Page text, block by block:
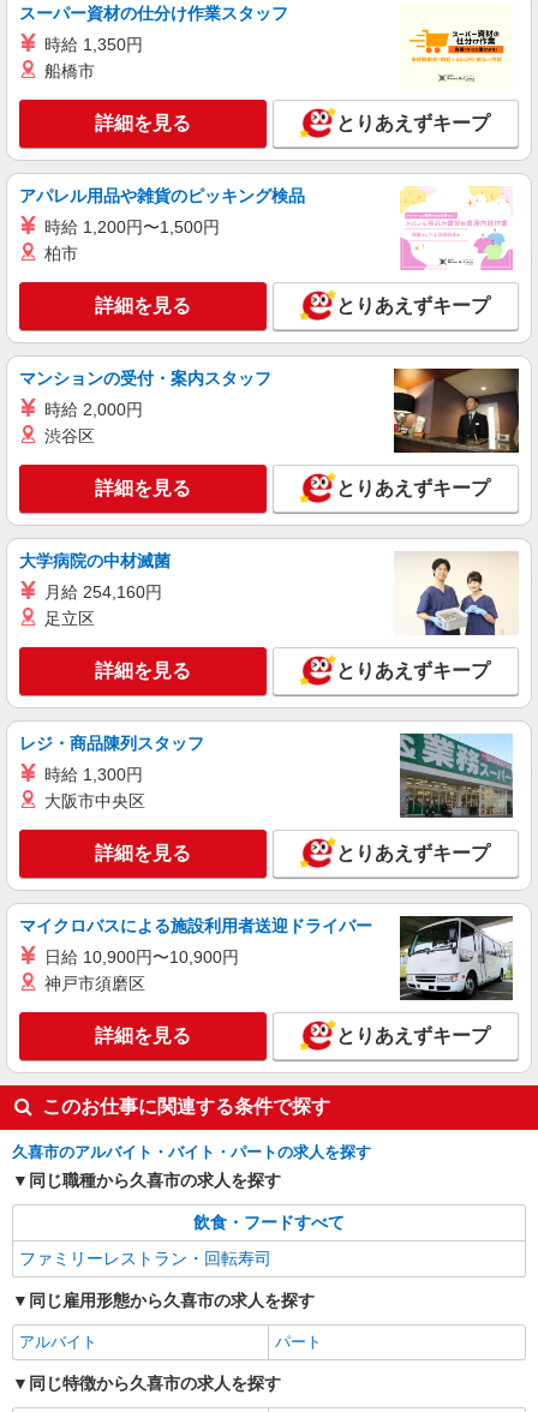
スーパー資材の仕分け作業スタッフ
時給 1,350円
船橋市
詳細を見る とりあえずキープ
アパレル用品や雑貨のピッキング検品
時給 1,200円〜1,500円
柏市
詳細を見る とりあえずキープ
マンションの受付・案内スタッフ
時給 2,000円
渋谷区
詳細を見る とりあえずキープ
大学病院の中材滅菌
月給 254,160円
足立区
詳細を見る とりあえずキープ
レジ・商品陳列スタッフ
時給 1,300円
大阪市中央区
詳細を見る とりあえずキープ
マイクロバスによる施設利用者送迎ドライバー
日給 10,900円〜10,900円
神戸市須磨区
詳細を見る とりあえずキープ
このお仕事に関連する条件で探す
久喜市のアルバイト・バイト・パートの求人を探す
同じ職種から久喜市の求人を探す
飲食・フードすべて
ファミリーレストラン・回転寿司
同じ雇用形態から久喜市の求人を探す
アルバイト パート
同じ特徴から久喜市の求人を探す